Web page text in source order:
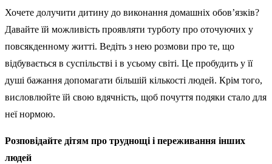
Хочете долучити дитину до виконання домашніх обов’язків?
Давайте їй можливість проявляти турботу про оточуючих у
повсякденному житті. Ведіть з нею розмови про те, що
відбувається в суспільстві і в усьому світі. Це пробудить у її
душі бажання допомагати більшій кількості людей. Крім того,
висловлюйте їй свою вдячність, щоб почуття подяки стало для
неї нормою.
Розповідайте дітям про труднощі і переживання інших
людей